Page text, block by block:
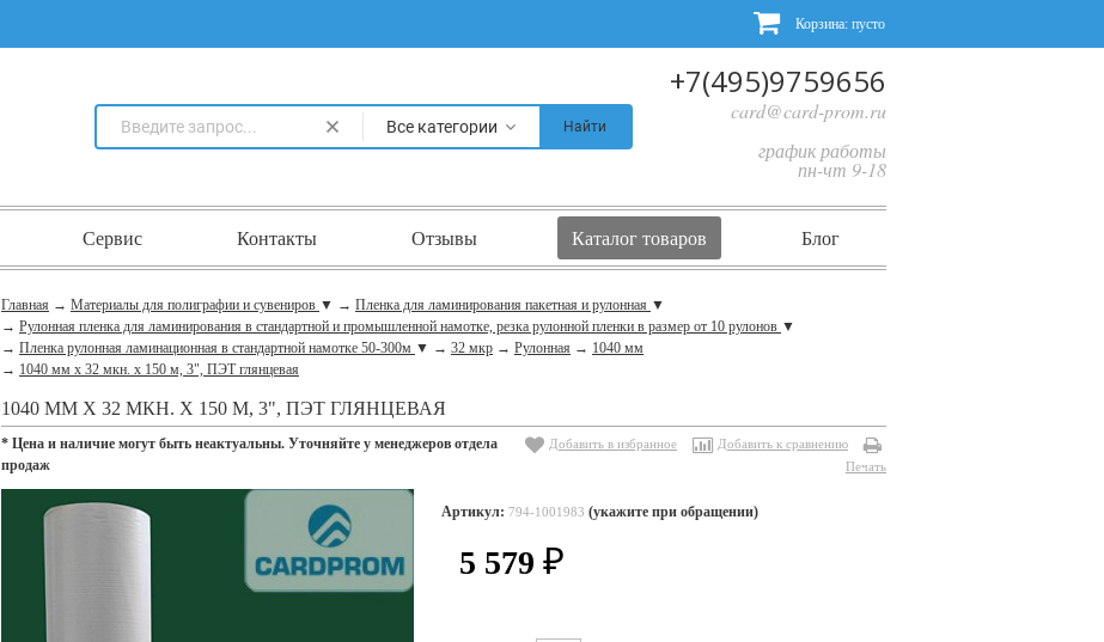
Корзина: пусто
Все категории Найти
+7(495)9759656
card@card-prom.ru
график работы
пн-чт 9-18
Сервис Контакты Отзывы Каталог товаров Блог
Главная → Материалы для полиграфии и сувениров ▼ → Пленка для ламинирования пакетная и рулонная ▼
→ Рулонная пленка для ламинирования в стандартной и промышленной намотке, резка рулонной пленки в размер от 10 рулонов ▼
→ Пленка рулонная ламинационная в стандартной намотке 50-300м ▼ → 32 мкр → Рулонная → 1040 мм
→ 1040 мм х 32 мкн. х 150 м, 3", ПЭТ глянцевая
1040 ММ Х 32 МКН. Х 150 М, 3", ПЭТ ГЛЯНЦЕВАЯ
* Цена и наличие могут быть неактуальны. Уточняйте у менеджеров отдела
продаж
Добавить в избранное
Добавить к сравнению
Печать
Артикул: 794-1001983 (укажите при обращении)
5 579 ₽